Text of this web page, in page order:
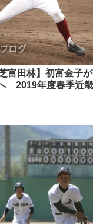
富田林】初富金子
2019年度春季近